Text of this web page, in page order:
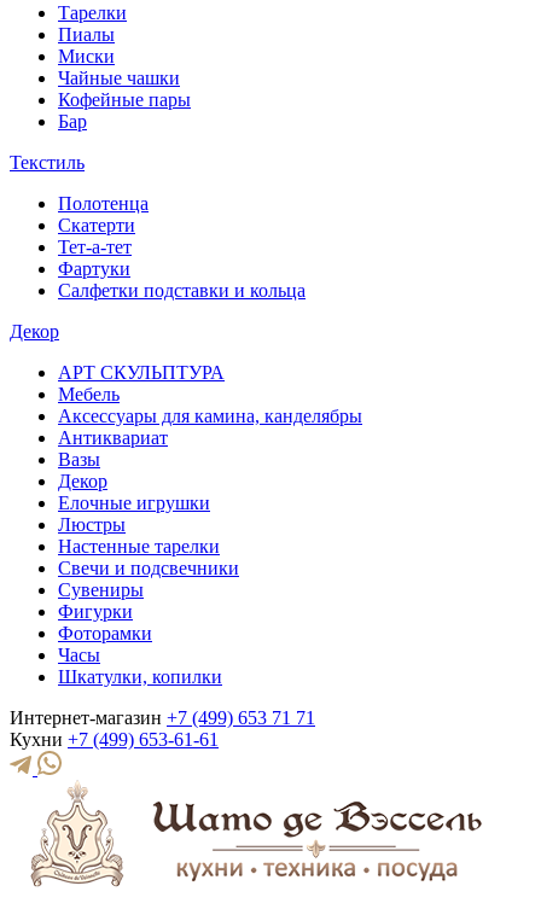
Тарелки
Пиалы
Миски
Чайные чашки
Кофейные пары
Бар
Текстиль
Полотенца
Скатерти
Тет-а-тет
Фартуки
Салфетки подставки и кольца
Декор
АРТ СКУЛЬПТУРА
Мебель
Аксессуары для камина, канделябры
Антиквариат
Вазы
Декор
Елочные игрушки
Люстры
Настенные тарелки
Свечи и подсвечники
Сувениры
Фигурки
Фоторамки
Часы
Шкатулки, копилки
Интернет-магазин +7 (499) 653 71 71
Кухни +7 (499) 653-61-61